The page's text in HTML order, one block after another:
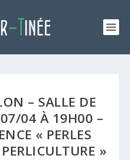
– SALLE DE
04 À 19H00 –
« PERLES
»